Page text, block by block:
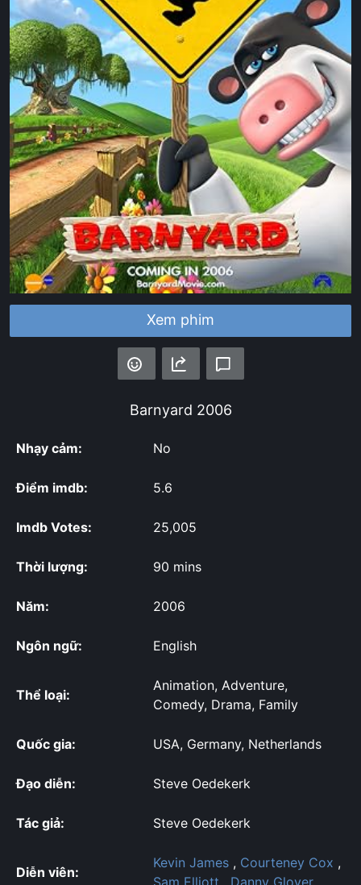
Xem phim
Barnyard 2006
Nhạy cảm: No
Điểm imdb: 5.6
Imdb Votes: 25,005
Thời lượng: 90 mins
Năm: 2006
Ngôn ngữ: English
Thể loại:
Animation, Adventure,
Comedy, Drama, Family
Quốc gia: USA, Germany, Netherlands
Đạo diễn: Steve Oedekerk
Tác giả: Steve Oedekerk
Diễn viên:
Kevin James , Courteney Cox ,